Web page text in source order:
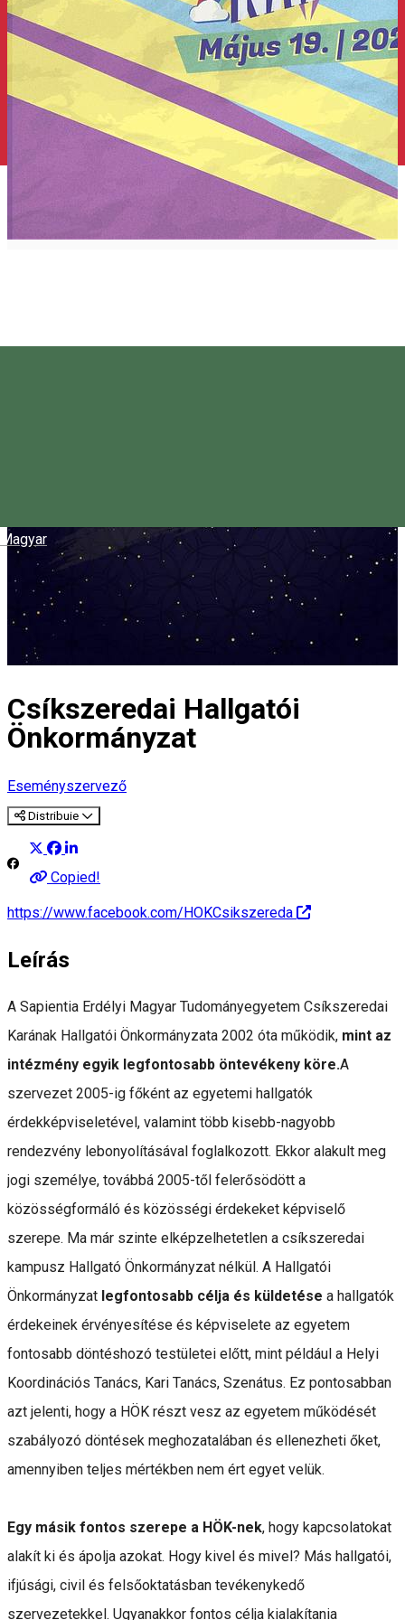
Magyar
Csíkszeredai Hallgatói
Önkormányzat
Eseményszervező
Distribuie
Copied!
https://www.facebook.com/HOKCsikszereda
Leírás
A Sapientia Erdélyi Magyar Tudományegyetem Csíkszeredai
Karának Hallgatói Önkormányzata 2002 óta működik, mint az
intézmény egyik legfontosabb öntevékeny köre.A
szervezet 2005-ig főként az egyetemi hallgatók
érdekképviseletével, valamint több kisebb-nagyobb
rendezvény lebonyolításával foglalkozott. Ekkor alakult meg
jogi személye, továbbá 2005-től felerősödött a
közösségformáló és közösségi érdekeket képviselő
szerepe. Ma már szinte elképzelhetetlen a csíkszeredai
kampusz Hallgató Önkormányzat nélkül. A Hallgatói
Önkormányzat legfontosabb célja és küldetése a hallgatók
érdekeinek érvényesítése és képviselete az egyetem
fontosabb döntéshozó testületei előtt, mint például a Helyi
Koordinációs Tanács, Kari Tanács, Szenátus. Ez pontosabban
azt jelenti, hogy a HÖK részt vesz az egyetem működését
szabályozó döntések meghozatalában és ellenezheti őket,
amennyiben teljes mértékben nem ért egyet velük.
Egy másik fontos szerepe a HÖK-nek, hogy kapcsolatokat
alakít ki és ápolja azokat. Hogy kivel és mivel? Más hallgatói,
ifjúsági, civil és felsőoktatásban tevékenykedő
szervezetekkel. Ugyanakkor fontos célja kialakítania